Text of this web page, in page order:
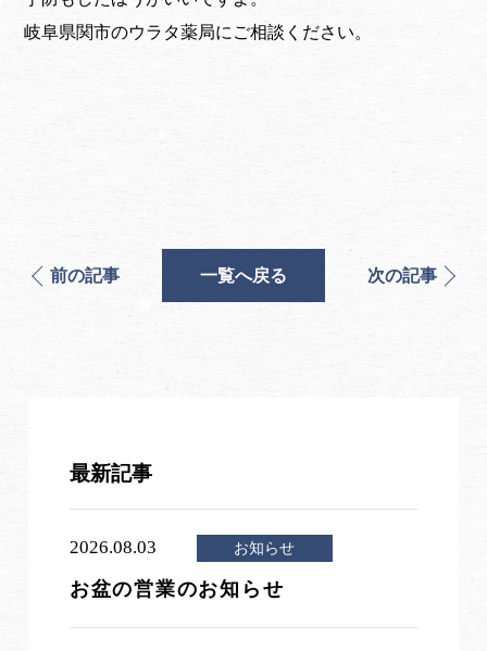
岐阜県関市のウラタ薬局にご相談ください。
前の記事 一覧へ戻る 次の記事
最新記事
2026.08.03 お知らせ
お盆の営業のお知らせ